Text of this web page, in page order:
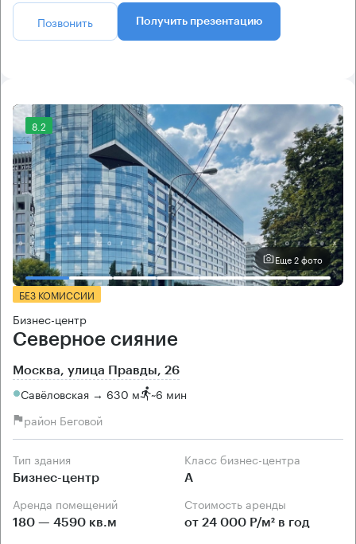
Позвонить Получить презентацию
8.2
Еще 2 фото
БЕЗ КОМИССИИ
Бизнес-центр
Северное сияние
Москва, улица Правды, 26
Савёловская → 630 м ~6 мин
район Беговой
Тип здания
Бизнес-центр
Класс бизнес-центра
А
Аренда помещений
180 — 4590 кв.м
Стоимость аренды
от 24 000 Р/м² в год